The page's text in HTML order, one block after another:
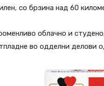
со брзина над 60
облачно и
во одделни делови